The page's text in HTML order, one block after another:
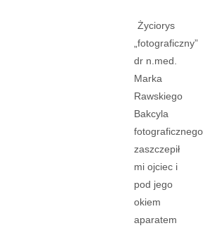
Życiorys
„fotograficzny”
dr n.med.
Marka
Rawskiego
Bakcyla
fotograficznego
zaszczepił
mi ojciec i
pod jego
okiem
aparatem